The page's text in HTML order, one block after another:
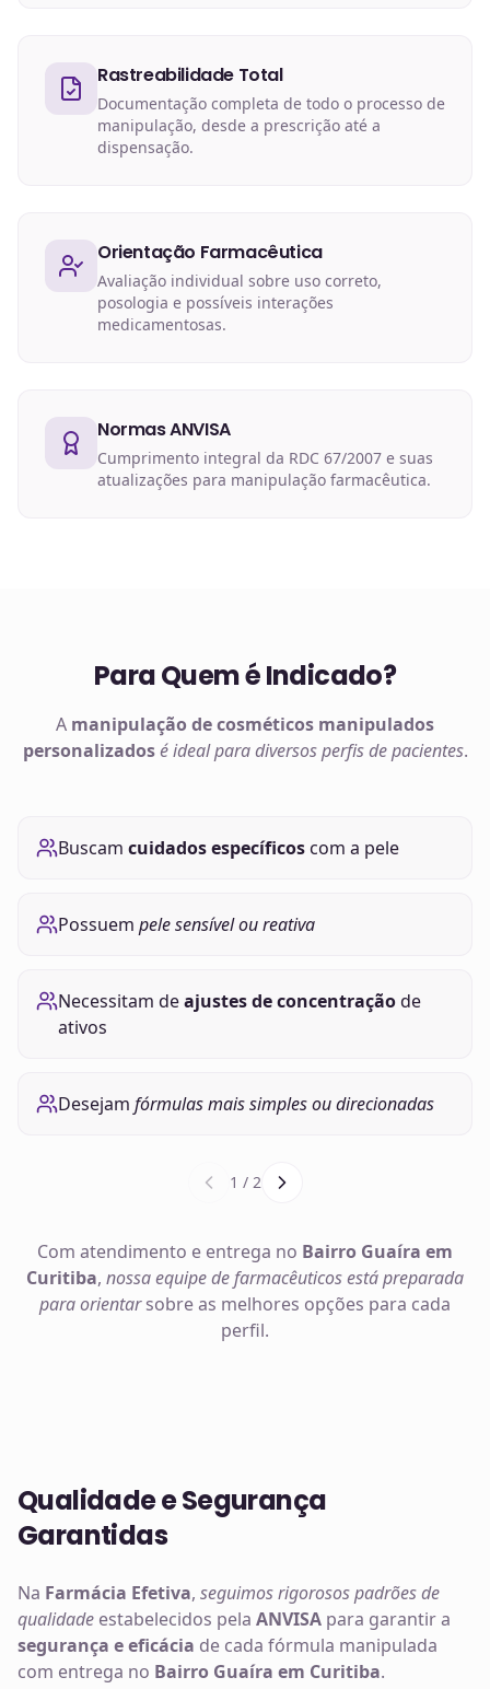
Rastreabilidade Total
Documentação completa de todo o processo de
manipulação, desde a prescrição até a
dispensação.
Orientação Farmacêutica
Avaliação individual sobre uso correto,
posologia e possíveis interações
medicamentosas.
Normas ANVISA
Cumprimento integral da RDC 67/2007 e suas
atualizações para manipulação farmacêutica.
Para Quem é Indicado?
A manipulação decosméticos manipulados
personalizados é ideal para diversos perfis de pacientes.
Buscam cuidados específicoscom a pele
Possuem pele sensível ou reativa
Necessitam deajustes de concentraçãode
ativos
Desejam fórmulas mais simples ou direcionadas
1 / 2
Com atendimento e entrega no Bairro Guaíra em
Curitiba, nossa equipe de farmacêuticos está preparada
para orientarsobre as melhores opções para cada
perfil.
Qualidade e Segurança
Garantidas
Na Farmácia Efetiva, seguimos rigorosos padrões de
qualidade estabelecidos pela ANVISA para garantir a
segurança e eficácia de cada fórmula manipulada
com entrega no Bairro Guaíra em Curitiba.